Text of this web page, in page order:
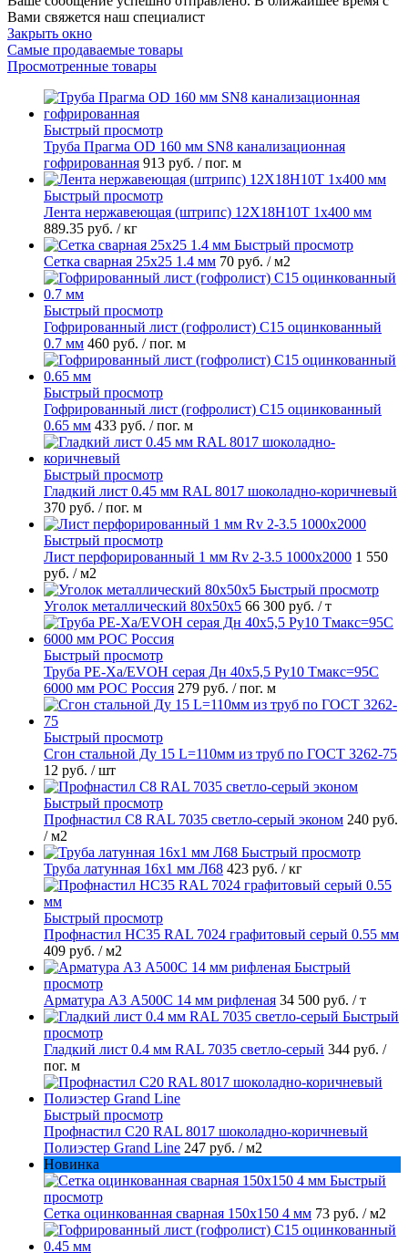
Вами свяжется наш специалист
Закрыть окно
Самые продаваемые товары
Просмотренные товары
Быстрый просмотр
Труба Прагма OD 160 мм SN8 канализационная
гофрированная 913 руб. / пог. м
Быстрый просмотр
Лента нержавеющая (штрипс) 12Х18Н10Т 1х400 мм
889.35 руб. / кг
Быстрый просмотр
Сетка сварная 25х25 1.4 мм 70 руб. / м2
Быстрый просмотр
Гофрированный лист (гофролист) С15 оцинкованный
0.7 мм 460 руб. / пог. м
Быстрый просмотр
Гофрированный лист (гофролист) С15 оцинкованный
0.65 мм 433 руб. / пог. м
Быстрый просмотр
Гладкий лист 0.45 мм RAL 8017 шоколадно-коричневый
370 руб. / пог. м
Быстрый просмотр
Лист перфорированный 1 мм Rv 2-3.5 1000х2000 1 550
руб. / м2
Быстрый просмотр
Уголок металлический 80х50х5 66 300 руб. / т
Быстрый просмотр
Труба PE-Xa/EVOH серая Дн 40х5,5 Ру10 Тмакс=95C
6000 мм РОС Россия 279 руб. / пог. м
Быстрый просмотр
Сгон стальной Ду 15 L=110мм из труб по ГОСТ 3262-75
12 руб. / шт
Быстрый просмотр
Профнастил С8 RAL 7035 светло-серый эконом 240 руб.
/ м2
Быстрый просмотр
Труба латунная 16х1 мм Л68 423 руб. / кг
Быстрый просмотр
Профнастил НС35 RAL 7024 графитовый серый 0.55 мм
409 руб. / м2
Быстрый
просмотр
Арматура А3 А500С 14 мм рифленая 34 500 руб. / т
Быстрый
просмотр
Гладкий лист 0.4 мм RAL 7035 светло-серый 344 руб. /
пог. м
Быстрый просмотр
Профнастил С20 RAL 8017 шоколадно-коричневый
Полиэстер Grand Line 247 руб. / м2
Новинка
Быстрый
просмотр
Сетка оцинкованная сварная 150х150 4 мм 73 руб. / м2